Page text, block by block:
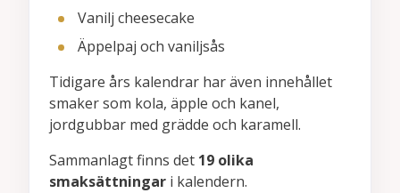
Vanilj cheesecake
Äppelpaj och vaniljsås
Tidigare års kalendrar har även innehållet
smaker som kola, äpple och kanel,
jordgubbar med grädde och karamell.
Sammanlagt finns det 19 olika
smaksättningar i kalendern.